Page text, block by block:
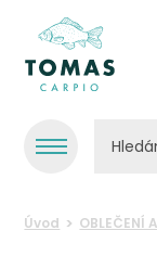
Úvod OBLEČENÍ